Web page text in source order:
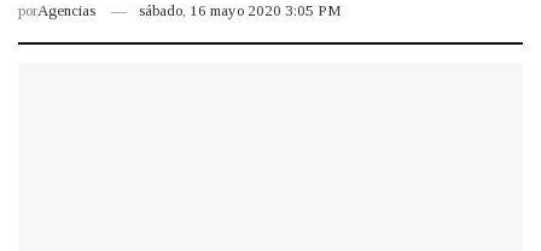
porAgencias sábado, 16 mayo 2020 3:05 PM